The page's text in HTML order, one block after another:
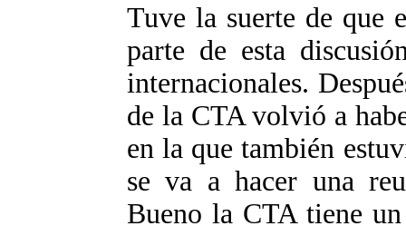
Tuve la suerte de que
parte de esta
internacionales.
de la CTA volvió a
en la que también
se va a hacer una
Bueno la CTA tiene